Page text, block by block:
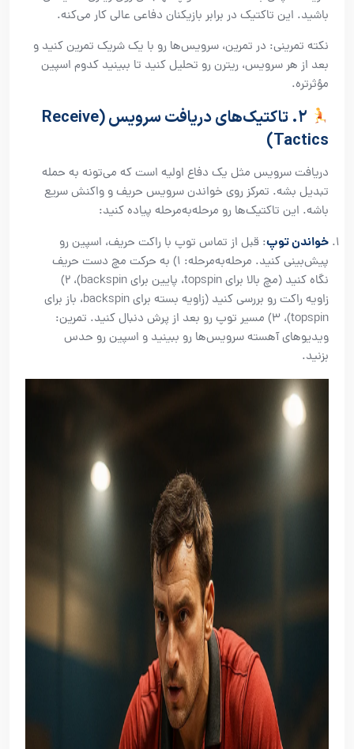
باشید. این تاکتیک در برابر بازیکنان دفاعی عالی کار می‌کنه.
نکته تمرینی: در تمرین، سرویس‌ها رو با یک شریک تمرین کنید و
بعد از هر سرویس، ریترن رو تحلیل کنید تا ببینید کدوم اسپین
مؤثرتره.
۲. تاکتیک‌های دریافت سرویس (Receive
Tactics)
دریافت سرویس مثل یک دفاع اولیه است که می‌تونه به حمله
تبدیل بشه. تمرکز روی خواندن سرویس حریف و واکنش سریع
باشه. این تاکتیک‌ها رو مرحله‌به‌مرحله پیاده کنید:
خواندن توپ: قبل از تماس توپ با راکت حریف، اسپین رو
پیش‌بینی کنید. مرحله‌به‌مرحله: ۱) به حرکت مچ دست حریف
نگاه کنید (مچ بالا برای topspin، پایین برای backspin)، ۲)
زاویه راکت رو بررسی کنید (زاویه بسته برای backspin، باز برای
topspin)، ۳) مسیر توپ رو بعد از پرش دنبال کنید. تمرین:
ویدیوهای آهسته سرویس‌ها رو ببینید و اسپین رو حدس
بزنید.